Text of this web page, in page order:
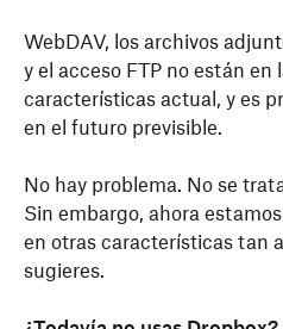
WebDAV, los archivos
y el acceso FTP no están en
características actual, y es
en el futuro previsible.
No hay problema. No se
Sin embargo, ahora
en otras características tan
sugieres.